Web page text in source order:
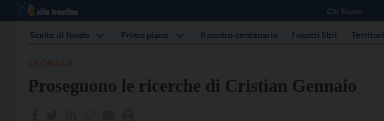
Chi Siamo
Scelte di fondo Primo piano Il nostro centenario I nostri libri Territori
Proseguono le ricerche di Cristian Gennaio